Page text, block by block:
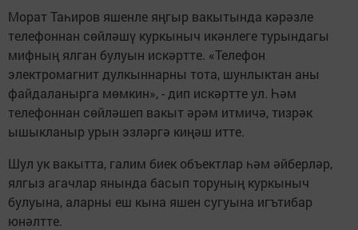
Морат Таһиров яшенле яңгыр вакытында кәрәзле
телефоннан сөйләшү куркыныч икәнлеге турындагы
мифның ялган булуын искәртте. «Телефон
электромагнит дулкыннарны тота, шунлыктан аны
файдаланырга мөмкин», - дип искәртте ул. Һәм
телефоннан сөйләшеп вакыт әрәм итмичә, тизрәк
ышыкланыр урын эзләргә киңәш итте.
Шул ук вакытта, галим биек объектлар һәм әйберләр,
ялгыз агачлар янында басып торуның куркыныч
булуына, аларны еш кына яшен сугуына игътибар
юнәлтте.